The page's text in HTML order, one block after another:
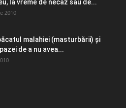
la vreme de necaz sau de...
2010
malahiei (masturbării) şi
de a nu avea...